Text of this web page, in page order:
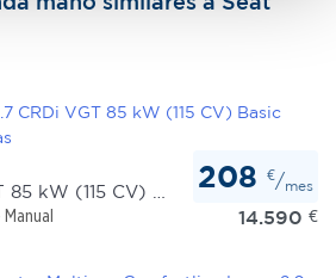
sus preferencias en la
web se usan para personalizar
ofrecer funciones de redes
Manual 14.590 €
208 €/mes